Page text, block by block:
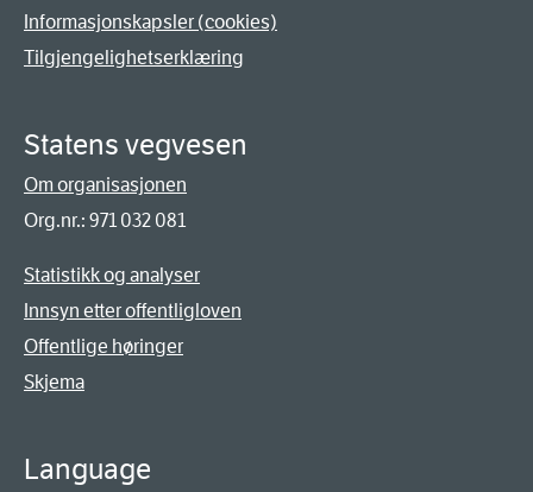
Informasjonskapsler (cookies)
Tilgjengelighetserklæring
Statens vegvesen
Om organisasjonen
Org.nr.: 971 032 081
Statistikk og analyser
Innsyn etter offentligloven
Offentlige høringer
Skjema
Language